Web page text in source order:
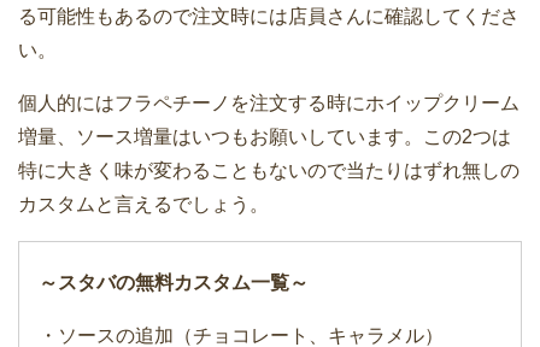
る可能性もあるので注文時には店員さんに確認してくださ
い。
個人的にはフラペチーノを注文する時にホイップクリーム
増量、ソース増量はいつもお願いしています。この2つは
特に大きく味が変わることもないので当たりはずれ無しの
カスタムと言えるでしょう。
～スタバの無料カスタム一覧～
・ソースの追加（チョコレート、キャラメル）